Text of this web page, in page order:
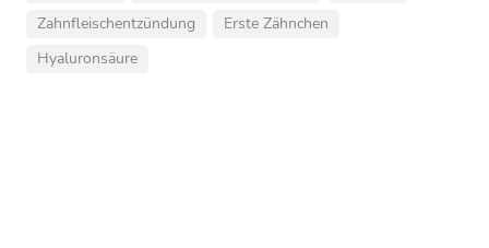
Zahnfleischentzündung
Erste Zähnchen
Hyaluronsäure